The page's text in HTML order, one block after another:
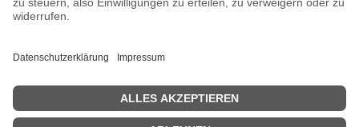
Informationen zur Echtheit von Kundenbewertungen